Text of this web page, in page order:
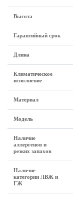
Высота
Гарантийный срок
Длина
Климатическое
исполнение
Материал
Модель
Наличие
аллергенов и
резких запахов
Наличие
категории ЛВЖ и
ГЖ